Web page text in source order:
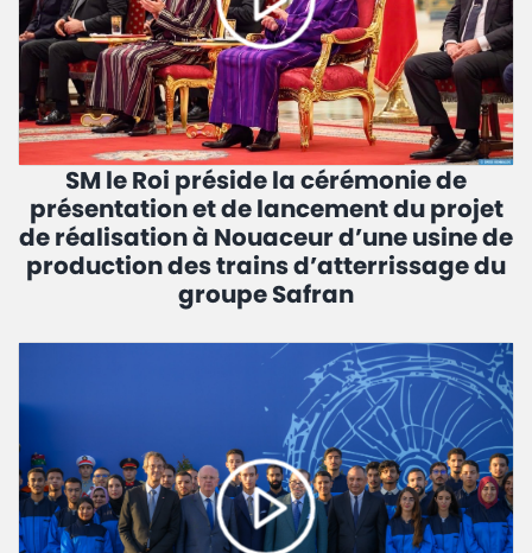
SM le Roi préside la cérémonie de
présentation et de lancement du projet
de réalisation à Nouaceur d’une usine de
production des trains d’atterrissage du
groupe Safran